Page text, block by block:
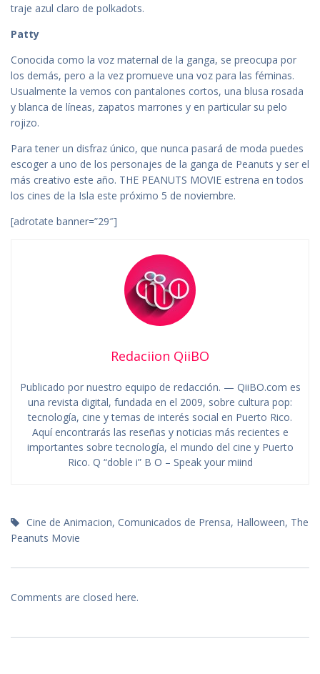
traje azul claro de polkadots.
Patty
Conocida como la voz maternal de la ganga, se preocupa por
los demás, pero a la vez promueve una voz para las féminas.
Usualmente la vemos con pantalones cortos, una blusa rosada
y blanca de líneas, zapatos marrones y en particular su pelo
rojizo.
Para tener un disfraz único, que nunca pasará de moda puedes
escoger a uno de los personajes de la ganga de Peanuts y ser el
más creativo este año. THE PEANUTS MOVIE estrena en todos
los cines de la Isla este próximo 5 de noviembre.
[adrotate banner=”29″]
Redaciion QiiBO
Publicado por nuestro equipo de redacción. — QiiBO.com es
una revista digital, fundada en el 2009, sobre cultura pop:
tecnología, cine y temas de interés social en Puerto Rico.
Aquí encontrarás las reseñas y noticias más recientes e
importantes sobre tecnología, el mundo del cine y Puerto
Rico. Q “doble i” B O – Speak your miind
Cine de Animacion, Comunicados de Prensa, Halloween, The
Peanuts Movie
Comments are closed here.